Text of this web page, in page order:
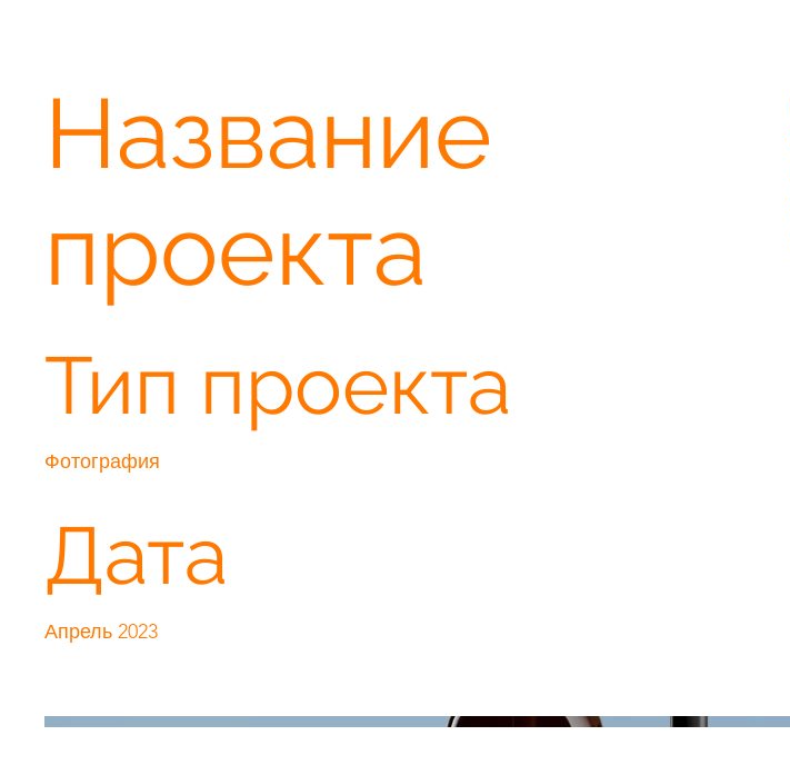
Название
проекта
Тип проекта
Фотография
Дата
Апрель 2023